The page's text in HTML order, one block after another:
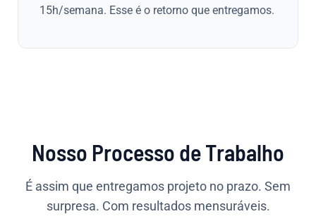
15h/semana. Esse é o retorno que entregamos.
Nosso Processo de Trabalho
É assim que entregamos projeto no prazo. Sem
surpresa. Com resultados mensuráveis.